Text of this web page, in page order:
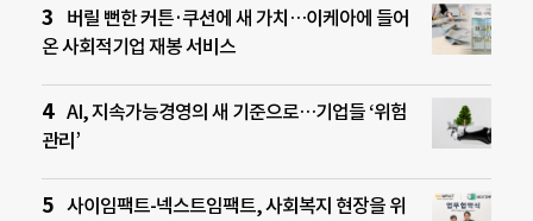
버릴 뻔한 커튼·쿠션에 새 가치…이케아에 들어
온 사회적기업 재봉 서비스
AI, 지속가능경영의 새 기준으로…기업들 ‘위험
관리’
사이임팩트-넥스트임팩트, 사회복지 현장을 위